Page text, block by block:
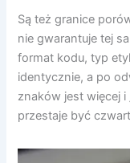
Są też granice
nie gwarantuje tej
format kodu, typ
identycznie, a po
znaków jest więcej
przestaje być